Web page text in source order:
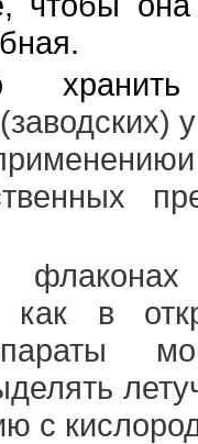
как в
с